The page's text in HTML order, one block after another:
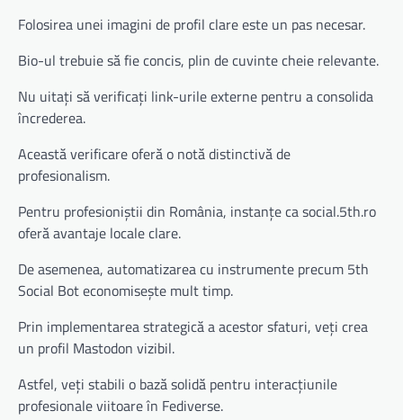
Folosirea unei imagini de profil clare este un pas necesar.
Bio-ul trebuie să fie concis, plin de cuvinte cheie relevante.
Nu uitați să verificați link-urile externe pentru a consolida
încrederea.
Această verificare oferă o notă distinctivă de
profesionalism.
Pentru profesioniștii din România, instanțe ca social.5th.ro
oferă avantaje locale clare.
De asemenea, automatizarea cu instrumente precum 5th
Social Bot economisește mult timp.
Prin implementarea strategică a acestor sfaturi, veți crea
un profil Mastodon vizibil.
Astfel, veți stabili o bază solidă pentru interacțiunile
profesionale viitoare în Fediverse.